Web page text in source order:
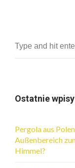
Ostatnie wpisy
Pergola aus
Außenbereich
Himmel?